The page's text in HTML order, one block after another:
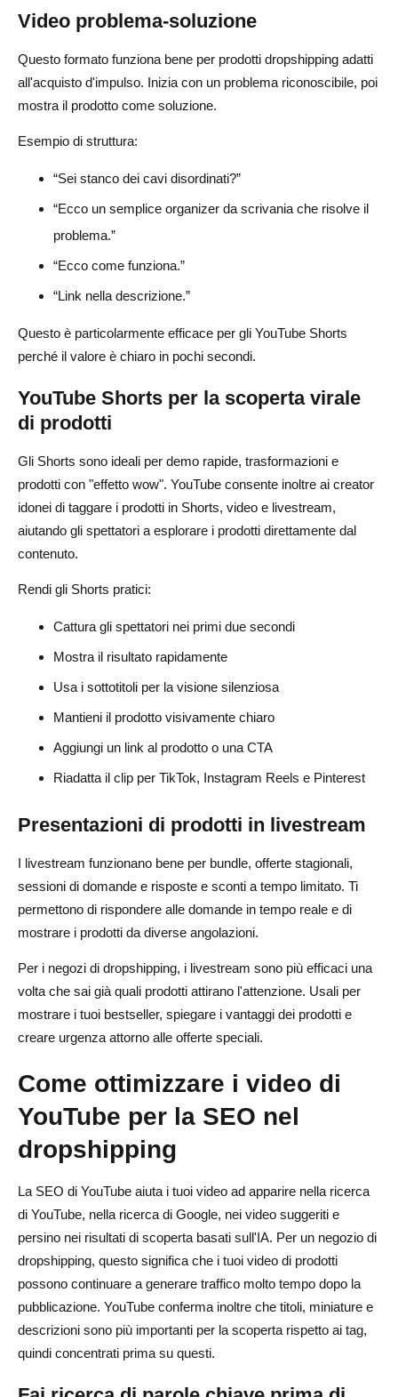
Video problema-soluzione
Questo formato funziona bene per prodotti dropshipping adatti
all'acquisto d'impulso. Inizia con un problema riconoscibile, poi
mostra il prodotto come soluzione.
Esempio di struttura:
“Sei stanco dei cavi disordinati?”
“Ecco un semplice organizer da scrivania che risolve il
problema.”
“Ecco come funziona.”
“Link nella descrizione.”
Questo è particolarmente efficace per gli YouTube Shorts
perché il valore è chiaro in pochi secondi.
YouTube Shorts per la scoperta virale
di prodotti
Gli Shorts sono ideali per demo rapide, trasformazioni e
prodotti con "effetto wow". YouTube consente inoltre ai creator
idonei di taggare i prodotti in Shorts, video e livestream,
aiutando gli spettatori a esplorare i prodotti direttamente dal
contenuto.
Rendi gli Shorts pratici:
Cattura gli spettatori nei primi due secondi
Mostra il risultato rapidamente
Usa i sottotitoli per la visione silenziosa
Mantieni il prodotto visivamente chiaro
Aggiungi un link al prodotto o una CTA
Riadatta il clip per TikTok, Instagram Reels e Pinterest
Presentazioni di prodotti in livestream
I livestream funzionano bene per bundle, offerte stagionali,
sessioni di domande e risposte e sconti a tempo limitato. Ti
permettono di rispondere alle domande in tempo reale e di
mostrare i prodotti da diverse angolazioni.
Per i negozi di dropshipping, i livestream sono più efficaci una
volta che sai già quali prodotti attirano l'attenzione. Usali per
mostrare i tuoi bestseller, spiegare i vantaggi dei prodotti e
creare urgenza attorno alle offerte speciali.
Come ottimizzare i video di
YouTube per la SEO nel
dropshipping
La SEO di YouTube aiuta i tuoi video ad apparire nella ricerca
di YouTube, nella ricerca di Google, nei video suggeriti e
persino nei risultati di scoperta basati sull'IA. Per un negozio di
dropshipping, questo significa che i tuoi video di prodotti
possono continuare a generare traffico molto tempo dopo la
pubblicazione. YouTube conferma inoltre che titoli, miniature e
descrizioni sono più importanti per la scoperta rispetto ai tag,
quindi concentrati prima su questi.